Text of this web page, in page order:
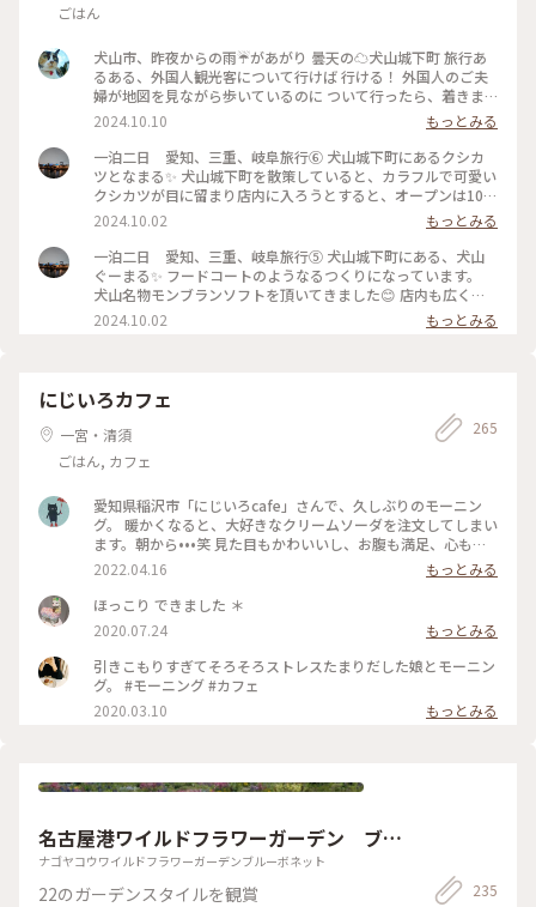
ごはん
犬山市、昨夜からの雨☔があがり 曇天の☁️犬山城下町 旅行あ
るある、外国人観光客について行けば 行ける！ 外国人のご夫
婦が地図を見ながら歩いているのに ついて行ったら、着きま
した！犬山城下町 風情のある街並みに、雑貨屋さんやお土産
屋さん 飲食店が並んでます。 この景色、どこかで見たよう
な… そう、小江戸といわれる埼玉県の川越市です。 川越も古
い街並みにいろんなお店があり、 観光客で賑わってました。
私が来たのは朝の9時過ぎで、お店はまだ開いていなくて 歩く
人もまばらでしたが、犬山城の見学を終えた頃には お店も開
いて人もちらほら。 ちょっと何か食べてみたいけど、 今日の
お昼は味噌カツを食べるつもりだし、 昨日食べ過ぎたのて、こ
こは我慢です😢 #犬山市# 犬山城下町
2024.10.10
もっとみる
一泊二日 愛知、三重、岐阜旅行⑥ 犬山城下町にあるクシカ
ツとなまる✨ 犬山城下町を散策していると、カラフルで可愛い
クシカツが目に留まり店内に入ろうとすると、オープンは10時
30～と言われ😆 城下町を散策して、再度時間になったら行っ
てみました。 暑い日だったので、涼しい店内で飲む犬山小町
サイダーがとても美味しい💖 華串カツは、見た目も可愛く、
カリカリして美味しかったです✨ 2024年6月24日 #犬山城下町
クシカツとなまる #クラシカルな街 #秋の彩り #ベストトリッ
2024.10.02
もっとみる
一泊二日 愛知、三重、岐阜旅行⑤ 犬山城下町にある、犬山
ぐーまる✨ フードコートのようなるつくりになっています。
犬山名物モンブランソフトを頂いてきました😊 店内も広く、
のんびりお茶などしながら、休めます✨ 2024年6月24日 #犬山
ぐーまる #クラシカルな街 #秋の彩り #ベストトリップ2024
2024.10.02 もっとみる
にじいろカフェ
一宮・清須
ごはん, カフェ
265
愛知県稲沢市「にじいろcafe」さんで、久しぶりのモーニン
グ。 暖かくなると、大好きなクリームソーダを注文してしまい
ます。朝から•••笑 見た目もかわいいし、お腹も満足、心も満
たされました。 #カフェ #クリームソーダ #モーニング #Myこ
とりっぷ #ゴーラー隊
2022.04.16
もっとみる
ほっこり できました ＊
2020.07.24
もっとみる
引きこもりすぎてそろそろストレスたまりだした娘とモーニン
グ。 #モーニング #カフェ
2020.03.10
もっとみる
名古屋港ワイルドフラワーガーデン ブル
ーボネット
ナゴヤコウワイルドフラワーガーデンブルーボネット
22のガーデンスタイルを観賞 235